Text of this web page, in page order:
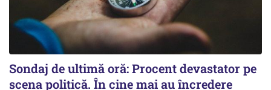
Sondaj de ultimă oră: Procent devastator pe
scena politică. În cine mai au încredere